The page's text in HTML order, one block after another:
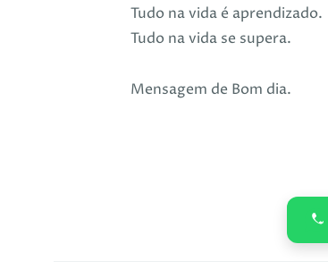
Tudo na vida é aprendizado.
Tudo na vida se supera.
Mensagem de Bom dia.